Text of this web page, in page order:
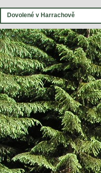
Dovolené v Harrachově